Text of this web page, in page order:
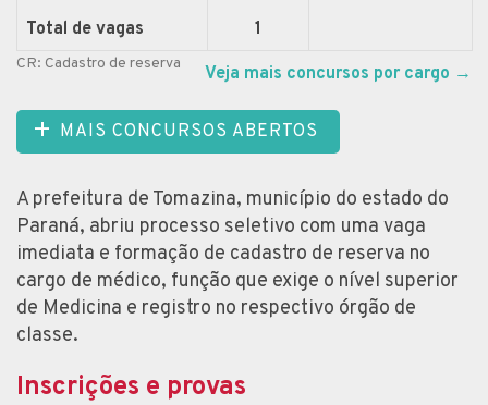
Total de vagas
1
CR: Cadastro de reserva Veja mais concursos por cargo →
MAIS CONCURSOS ABERTOS
A prefeitura de Tomazina, município do estado do
Paraná, abriu processo seletivo com uma vaga
imediata e formação de cadastro de reserva no
cargo de médico, função que exige o nível superior
de Medicina e registro no respectivo órgão de
classe.
Inscrições e provas